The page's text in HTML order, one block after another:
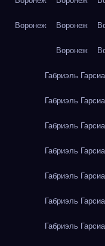
Воронеж Воронеж
Воронеж
Габриэль
Габриэль
Габриэль
Габриэль
Габриэль
Габриэль
Габриэль